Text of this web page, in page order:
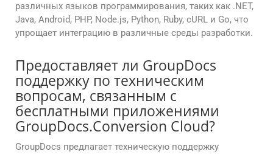
различных языков программирования, таких как .NET,
Java, Android, PHP, Node.js, Python, Ruby, cURL и Go, что
упрощает интеграцию в различные среды разработки.
Предоставляет ли GroupDocs
поддержку по техническим
вопросам, связанным с
бесплатными приложениями
GroupDocs.Conversion Cloud?
GroupDocs предлагает техническую поддержку